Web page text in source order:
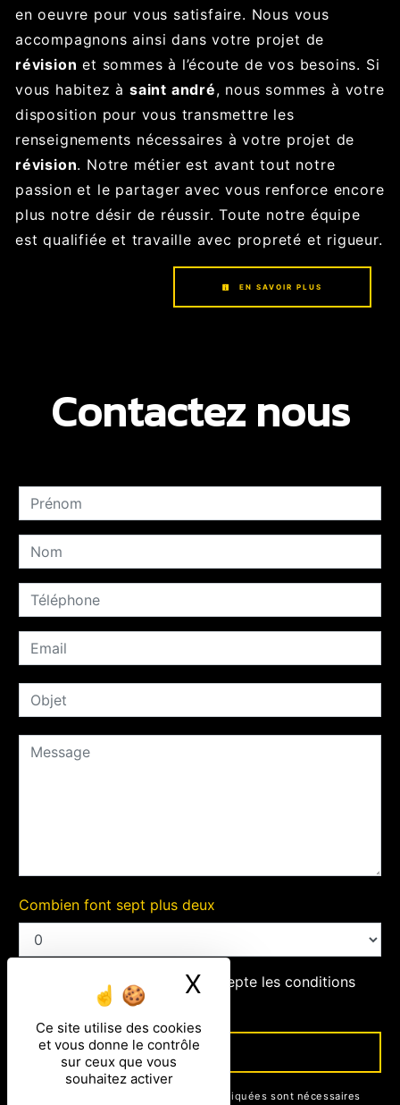
Ce site utilise des cookies
et vous donne le contrôle
sur ceux que vous
souhaitez activer
X Masquer le
en oeuvre pour vous satisfaire. Nous vous
accompagnons ainsi dans votre projet de
révision et sommes à l’écoute de vos besoins. Si
vous habitez àsaint andré, nous sommes à votre
disposition pour vous transmettre les
renseignements nécessaires à votre projet de
révision. Notre métier est avant tout notre
passion et le partager avec vous renforce encore
plus notre désir de réussir. Toute notre équipe
est qualifiée et travaille avec propreté et rigueur.
EN SAVOIR PLUS
Contactez nous
Combien font sept plus deux
En cochant cette case, j'accepte les conditions
particulières ci-dessous **
ENVOYER
** Les données personnelles communiquées sont nécessaires